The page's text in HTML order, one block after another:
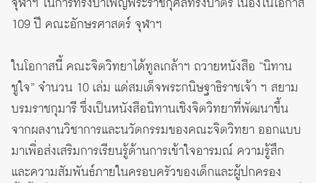
109 ปี คณะอักษรศาสตร์ จุฬาฯ
ในโอกาสนี้ คณะจิตวิทยาได้ทูลเกล้าฯ ถวายหนังสือ “นิทาน
ชูใจ” จำนวน 10 เล่ม แด่สมเด็จพระกนิษฐาธิราชเจ้า ฯ สยาม
บรมราชกุมารี ซึ่งเป็นหนังสือนิทานเชิงจิตวิทยาที่พัฒนาขึ้น
จากผลงานวิชาการและนวัตกรรมของคณะจิตวิทยา ออกแบบ
มาเพื่อส่งเสริมการเรียนรู้ด้านการเข้าใจอารมณ์ ความรู้สึก
และความสัมพันธ์ภายในครอบครัวของเด็กและผู้ปกครอง